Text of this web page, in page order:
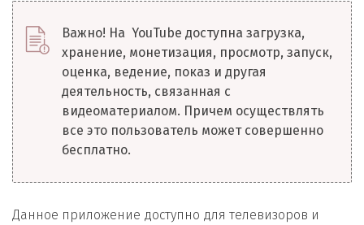
Важно! На YouTube доступна загрузка,
хранение, монетизация, просмотр, запуск,
оценка, ведение, показ и другая
деятельность, связанная с
видеоматериалом. Причем осуществлять
все это пользователь может совершенно
бесплатно.
Данное приложение доступно для телевизоров и